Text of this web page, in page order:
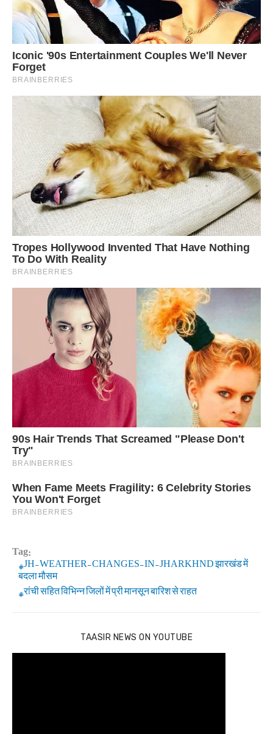
Tag:
JH-WEATHER-CHANGES-IN-JHARKHND झारखंड में
बदला मौसम
रांची सहित विभिन्न जिलों में प्री मानसून बारिश से राहत
TAASIR NEWS ON YOUTUBE